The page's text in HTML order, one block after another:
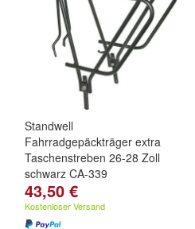
Standwell
Fahrradgepäckträger extra
Taschenstreben 26-28 Zoll
schwarz CA-339
43,50 €
Kostenloser Versand